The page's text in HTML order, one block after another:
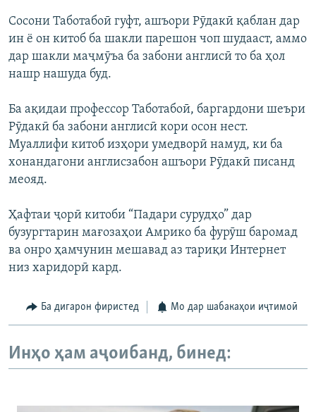
Сосони Таботабоӣ гуфт, ашъори Рӯдакӣ қаблан дар
ин ё он китоб ба шакли парешон чоп шудааст, аммо
дар шакли маҷмӯъа ба забони англисӣ то ба ҳол
нашр нашуда буд.
Ба ақидаи профессор Таботабоӣ, баргардони шеъри
Рӯдакӣ ба забони англисӣ кори осон нест.
Муаллифи китоб изҳори умедворӣ намуд, ки ба
хонандагони англисзабон ашъори Рӯдакӣ писанд
меояд.
Ҳафтаи ҷорӣ китоби “Падари сурудҳо” дар
бузургтарин мағозаҳои Амрико ба фурӯш баромад
ва онро ҳамчунин мешавад аз тариқи Интернет
низ харидорӣ кард.
Ба дигарон фиристед Мо дар шабакаҳои иҷтимоӣ
Инҳо ҳам аҷоибанд, бинед: